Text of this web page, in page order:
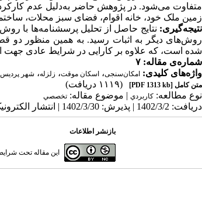
متفاوت می‌شود. در پژوهش حاضر به‌دلیل عدم
زمین ملک خود، خانه اقوام، فضای سبز محلات،
نتیجه‌گیری: نتایج حاصل از تحلیل پرسشنامه‌ها با روش
روش‌های دیگر به اثبات رسید. به همین منظور دو
شده است، که علاوه بر کارایی در شرایط عادی جهت
شماره‌ی مقاله: ۷
واژه‌های کلیدی: امکان‌سنجی، اسکان موقت، زلزله، شهر پردیس
متن کامل [PDF 1313 kb]
(۱۱۱۹ دریافت)
نوع مطالعه: كاربردي | موضوع مقاله: تخصصي
دریافت: 1402/3/2 | پذیرش: 1402/3/30 | انتشار الکترونیک: 1402/4/5
بازنشر اطلاعات
این مقاله تحت